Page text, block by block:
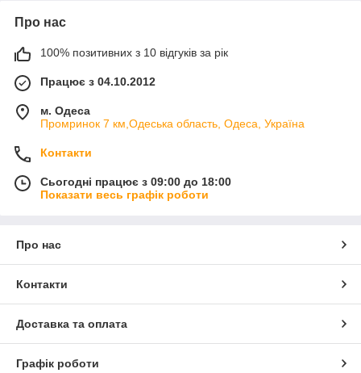
Про нас
100% позитивних з 10 відгуків за рік
Працює з 04.10.2012
м. Одеса
Промринок 7 км,Одеська область, Одеса, Україна
Контакти
Сьогодні працює з 09:00 до 18:00
Показати весь графік роботи
Про нас
Контакти
Доставка та оплата
Графік роботи